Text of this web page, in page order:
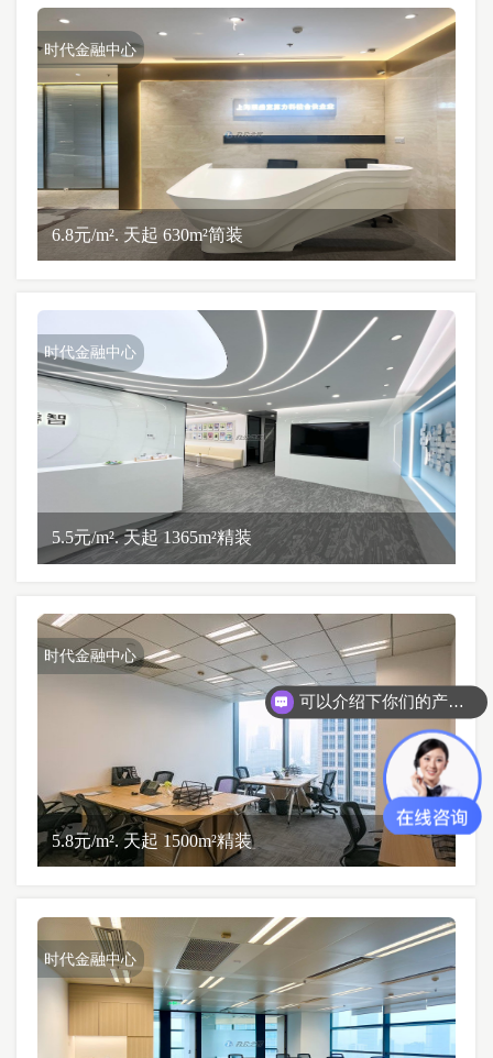
时代金融中心
6.8元/m². 天起 630m²简装
时代金融中心
5.5元/m². 天起 1365m²精装
时代金融中心
5.8元/m². 天起 1500m²精装
时代金融中心
可以介绍下你们的产品么？